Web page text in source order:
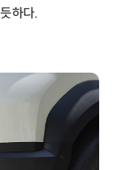
하다.